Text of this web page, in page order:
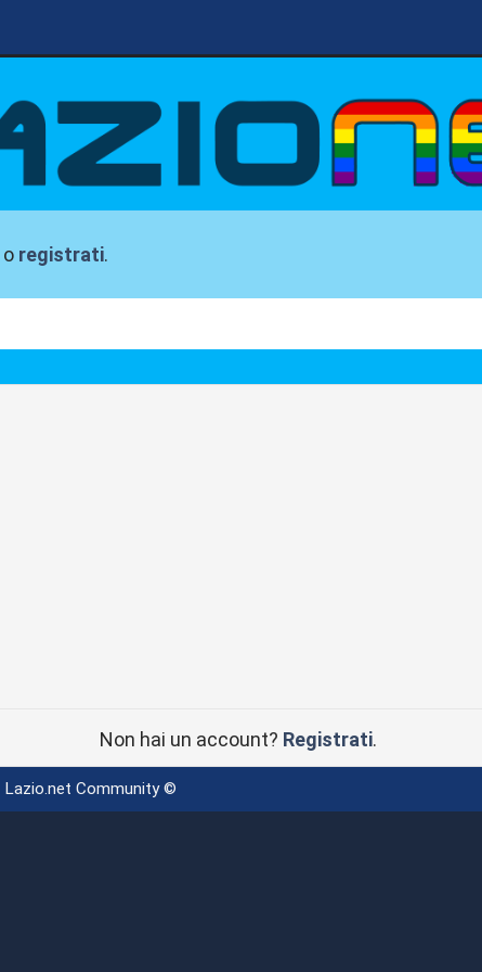
o registrati.
Non hai un account? Registrati.
Lazio.net Community ©